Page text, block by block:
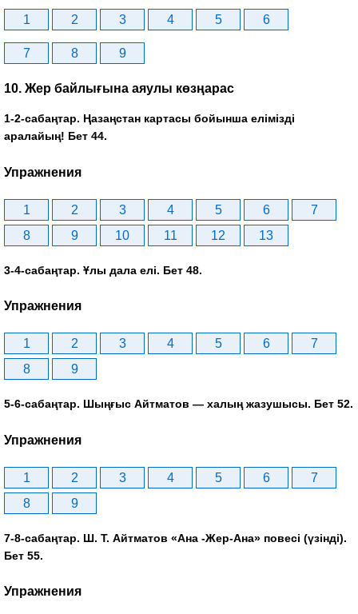
1 2 3 4 5 6
7 8 9
10. Жер байлығына аяулы көзңарас
1-2-сабаңтар. Ңазаңстан картасы бойынша елімізді
аралайың! Бет 44.
Упражнения
1 2 3 4 5 6
7
8
9 10 11 12 13
3-4-сабаңтар. Ұлы дала елі. Бет 48.
Упражнения
1 2 3 4 5 6
7
8
9
5-6-сабаңтар. Шыңғыс Айтматов — халың жазушысы. Бет 52.
Упражнения
1 2 3 4 5 6
7
8
9
7-8-сабаңтар. Ш. Т. Айтматов «Ана -Жер-Ана» повесі (үзінді).
Бет 55.
Упражнения